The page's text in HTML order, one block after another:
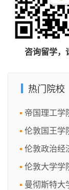
咨询留学，
热门院校
帝国理工学
伦敦国王学
伦敦政治经
伦敦大学学
曼彻斯特大